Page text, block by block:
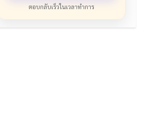
ตอบกลับเร็วในเวลาทำการ